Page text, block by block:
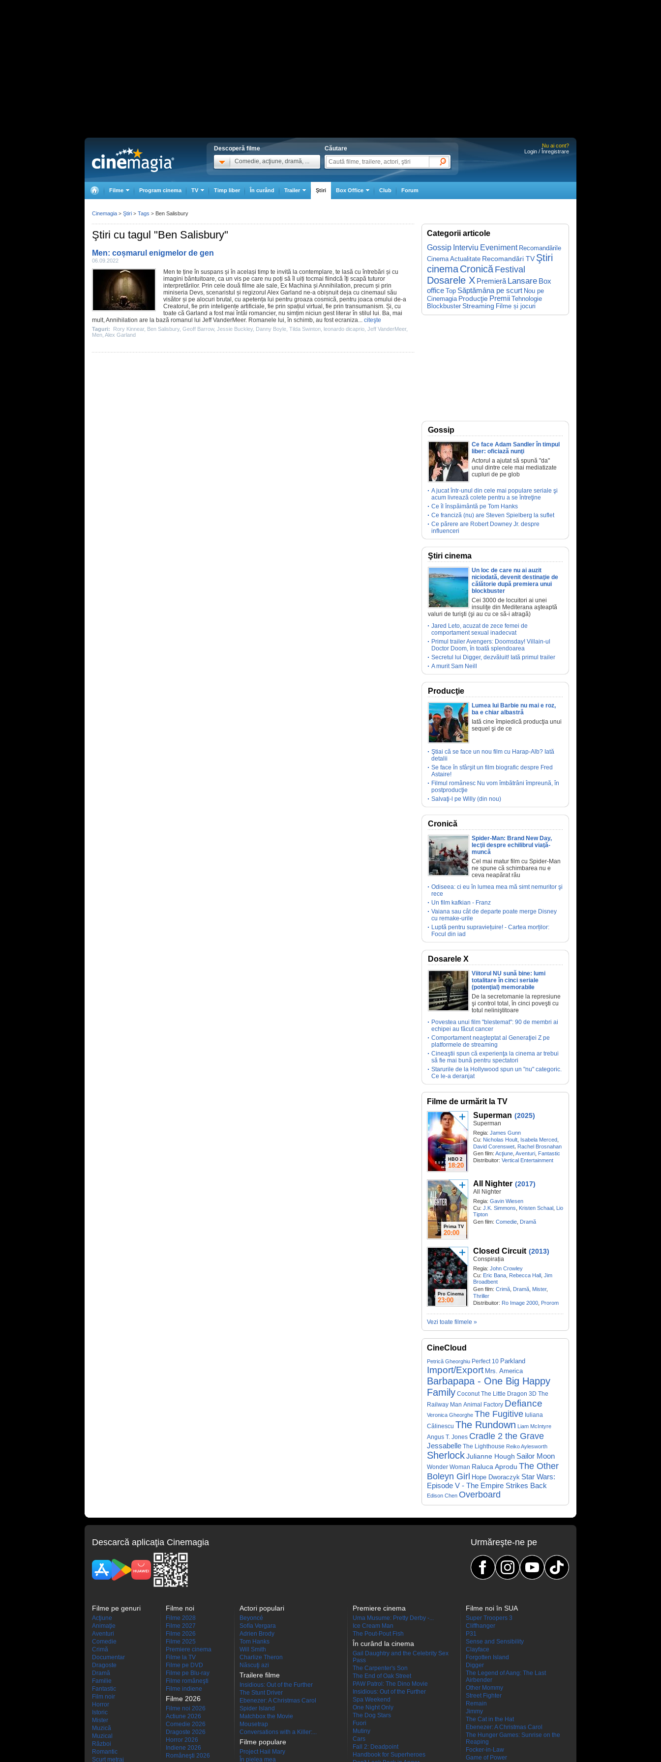
Descoperă filme
Comedie, acţiune, dramă, ...
Căutare
Nu ai cont?
Login / Înregistrare
Filme Program cinema TV Timp liber În curând Trailer Ştiri Box Office Club Forum
Ştiri cu tagul "Ben Salisbury"
Men: coșmarul enigmelor de gen
06.09.2022
Men te ține în suspans și în același timp te invită la contemplare, te lasă cu întrebări și cu
imagini bântuitoare, ca un vis pe care nu poți să îl uiți tocmai fiindcă îți scapă tuturor
interpretărilor. Prin cele două filme ale sale, Ex Machina și Annihilation, precum și prin
miniseria Devs, scenaristul și regizorul Alex Garland ne-a obișnuit deja cu cinemaul său
visător și pe alocuri brutal, cu apetența lui pentru groaza cosmică, pentru joaca omului de-a
Creatorul, fie prin inteligențe artificiale, fie prin spațiul virtual, fie prin transumanism. Și, cu
toate că Garland a fost mai întâi romancier, nu simțim niciun gest literar în stilul lui. Ba, mai
mult, Annihilation are la bază romanul lui Jeff VanderMeer. Romanele lui, în schimb, au fost ecraniza... citeşte
Taguri: Rory Kinnear, Ben Salisbury, Geoff Barrow, Jessie Buckley, Danny Boyle Tilda Swinton leonardo dicaprio Jeff VanderMeer,
Men Alex Garland
Categorii articole
Gossip Interviu Eveniment Recomandările
Cinema Actualitate Recomandări TV Ştiri
cinemaCronicăFestival
Dosarele X Premieră Lansare Box
office Top Săptămâna pe scurt Nou pe
Cinemagia Producţie Premii Tehnologie
Blockbuster Streaming Filme și jocuri
Gossip
Ce face Adam Sandler în timpul
liber: oficiază nunţi
Actorul a ajutat să spună "da"
unul dintre cele mai mediatizate
cupluri de pe glob
A jucat într-unul din cele mai populare seriale şi
acum livrează colete pentru a se întreţine
Ce îl înspăimântă pe Tom Hanks
Ce franciză (nu) are Steven Spielberg la suflet
Ce părere are Robert Downey Jr. despre
influenceri
Ştiri cinema
Un loc de care nu ai auzit
niciodată, devenit destinaţie de
călătorie după premiera unui
blockbuster
Cei 3000 de locuitori ai unei
insuliţe din Mediterana aşteaptă
valuri de turişti (şi au cu ce să-i atragă)
Jared Leto, acuzat de zece femei de
comportament sexual inadecvat
Primul trailer Avengers: Doomsday! Villain-ul
Doctor Doom, în toată splendoarea
Secretul lui Digger, dezvăluit! Iată primul trailer
A murit Sam Neill
Producţie
Lumea lui Barbie nu mai e roz,
ba e chiar albastră
Iată cine împiedică producţia unui
sequel şi de ce
Ştiai că se face un nou film cu Harap-Alb? Iată
detalii
Se face în sfârşit un film biografic despre Fred
Astaire!
Filmul românesc Nu vom îmbătrâni împreună, în
postproducţie
Salvaţi-l pe Willy (din nou)
Cronică
Spider-Man: Brand New Day,
lecţii despre echilibrul viaţă-
muncă
Cel mai matur film cu Spider-Man
ne spune că schimbarea nu e
ceva neapărat rău
Odiseea: ci eu în lumea mea mă simt nemuritor şi
rece
Un film kafkian - Franz
Vaiana sau cât de departe poate merge Disney
cu remake-urile
Luptă pentru supraviețuire! - Cartea morților:
Focul din iad
Dosarele X
Viitorul NU sună bine: lumi
totalitare în cinci seriale
(potenţial) memorabile
De la secretomanie la represiune
şi control total, în cinci poveşti cu
totul neliniştitoare
Povestea unui film "blestemat": 90 de membri ai
echipei au făcut cancer
Comportament neaşteptat al Generaţiei Z pe
platformele de streaming
Cineaştii spun că experienţa la cinema ar trebui
să fie mai bună pentru spectatori
Starurile de la Hollywood spun un "nu" categoric.
Ce le-a deranjat
Filme de urmărit la TV
HBO 2
18:20
Superman (2025)
Superman
Regia: James Gunn
Cu: Nicholas Hoult Isabela Merced
David Corenswet, Rachel Brosnahan
Gen film: Acţiune Aventuri Fantastic
Distribuitor: Vertical Entertainment
Prima TV
20:00
All Nighter (2017)
All Nighter
Regia: Gavin Wiesen
Cu: J.K. Simmons Kristen Schaal Lio
Tipton
Gen film: Comedie Dramă
Pro Cinema
23:00
Closed Circuit (2013)
Conspirația
Regia: John Crowley
Cu: Eric Bana Rebecca Hall Jim
Broadbent
Gen film: Crimă Dramă Mister,
Thriller
Distribuitor: Ro Image 2000 Prorom
Vezi toate filmele »
CineCloud
Petrică Gheorghiu Perfect 10 Parkland
Import/Export Mrs. America
Barbapapa - One Big Happy
Family Coconut The Little Dragon 3D The
Railway Man Animal Factory Defiance
Veronica Gheorghe The Fugitive Iuliana
Călinescu The Rundown Liam McIntyre
Angus T. Jones Cradle 2 the Grave
Jessabelle The Lighthouse Reiko Aylesworth
SherlockJulianne Hough Sailor Moon
Wonder Woman Raluca Aprodu The Other
Boleyn Girl Hope Dworaczyk Star Wars:
Episode V - The Empire Strikes Back
Edison Chen Overboard
Cinemagia > Ştiri > Tags > Ben Salisbury
Descarcă aplicaţia Cinemagia Urmăreşte-ne pe
Filme pe genuri
Acţiune
Animaţie
Aventuri
Comedie
Crimă
Documentar
Dragoste
Dramă
Familie
Fantastic
Film noir
Horror
Istoric
Mister
Muzică
Muzical
Război
Romantic
Scurt metraj
Filme noi
Filme 2028
Filme 2027
Filme 2026
Filme 2025
Premiere cinema
Filme la TV
Filme pe DVD
Filme pe Blu-ray
Filme româneşti
Filme indiene
Filme 2026
Filme noi 2026
Actiune 2026
Comedie 2026
Dragoste 2026
Horror 2026
Indiene 2026
Româneşti 2026
Actori populari
Beyoncé
Sofía Vergara
Adrien Brody
Tom Hanks
Will Smith
Charlize Theron
Născuţi azi
Trailere filme
Insidious: Out of the Further
The Stunt Driver
Ebenezer: A Christmas Carol
Spider Island
Matchbox the Movie
Mousetrap
Conversations with a Killer:...
Filme populare
Project Hail Mary
În pielea mea
Premiere cinema
Uma Musume: Pretty Derby -...
Ice Cream Man
The Pout-Pout Fish
În curând la cinema
Gail Daughtry and the Celebrity Sex
Pass
The Carpenter's Son
The End of Oak Street
PAW Patrol: The Dino Movie
Insidious: Out of the Further
Spa Weekend
One Night Only
The Dog Stars
Fuori
Mutiny
Cars
Fall 2: Deadpoint
Handbook for Superheroes
Filme noi în SUA
Super Troopers 3
Cliffhanger
P31
Sense and Sensibility
Clayface
Forgotten Island
Digger
The Legend of Aang: The Last
Airbender
Other Mommy
Street Fighter
Remain
Jimmy
The Cat in the Hat
Ebenezer: A Christmas Carol
The Hunger Games: Sunrise on the
Reaping
Focker-in-Law
Game of Power